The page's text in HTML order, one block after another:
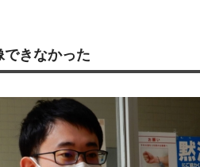
きなかった